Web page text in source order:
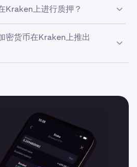
烈建议我们的客户遵循最佳安全
任何平台质押Dymension之前进
Kraken上进行质押？
此处查看我们的质押资产页面。
密货币在Kraken上推出